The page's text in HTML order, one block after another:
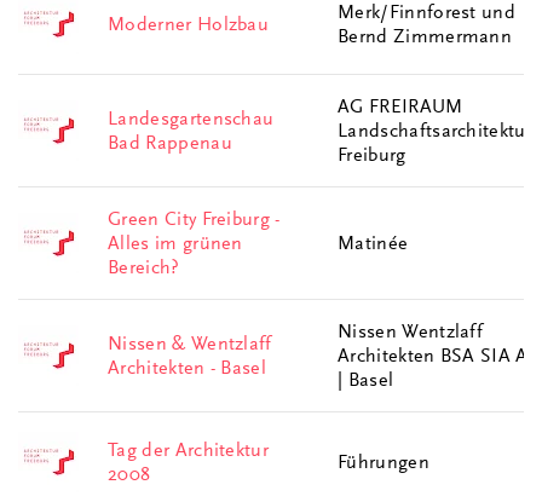
Moderner Holzbau
Merk/Finnforest und
Bernd Zimmermann
Landesgartenschau
Bad Rappenau
AG FREIRAUM
Landschaftsarchitektur |
Freiburg
Green City Freiburg -
Alles im grünen
Bereich?
Matinée
Nissen & Wentzlaff
Architekten - Basel
Nissen Wentzlaff
Architekten BSA SIA AG
| Basel
Tag der Architektur
2008
Führungen